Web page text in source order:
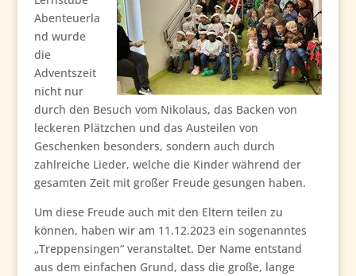
Abenteuerla
nd wurde
die
Adventszeit
nicht nur
durch den Besuch vom Nikolaus, das Backen von
leckeren Plätzchen und das Austeilen von
Geschenken besonders, sondern auch durch
zahlreiche Lieder, welche die Kinder während der
gesamten Zeit mit großer Freude gesungen haben.
Um diese Freude auch mit den Eltern teilen zu
können, haben wir am 11.12.2023 ein sogenanntes
„Treppensingen“ veranstaltet. Der Name entstand
aus dem einfachen Grund, dass die große, lange